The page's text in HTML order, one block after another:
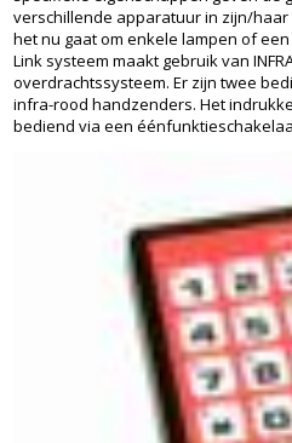
verschillende apparatuur in zijn/
het nu gaat om enkele lampen of
Link systeem maakt gebruik van
overdrachtssysteem. Er zijn twee
infra-rood handzenders. Het
bediend via een